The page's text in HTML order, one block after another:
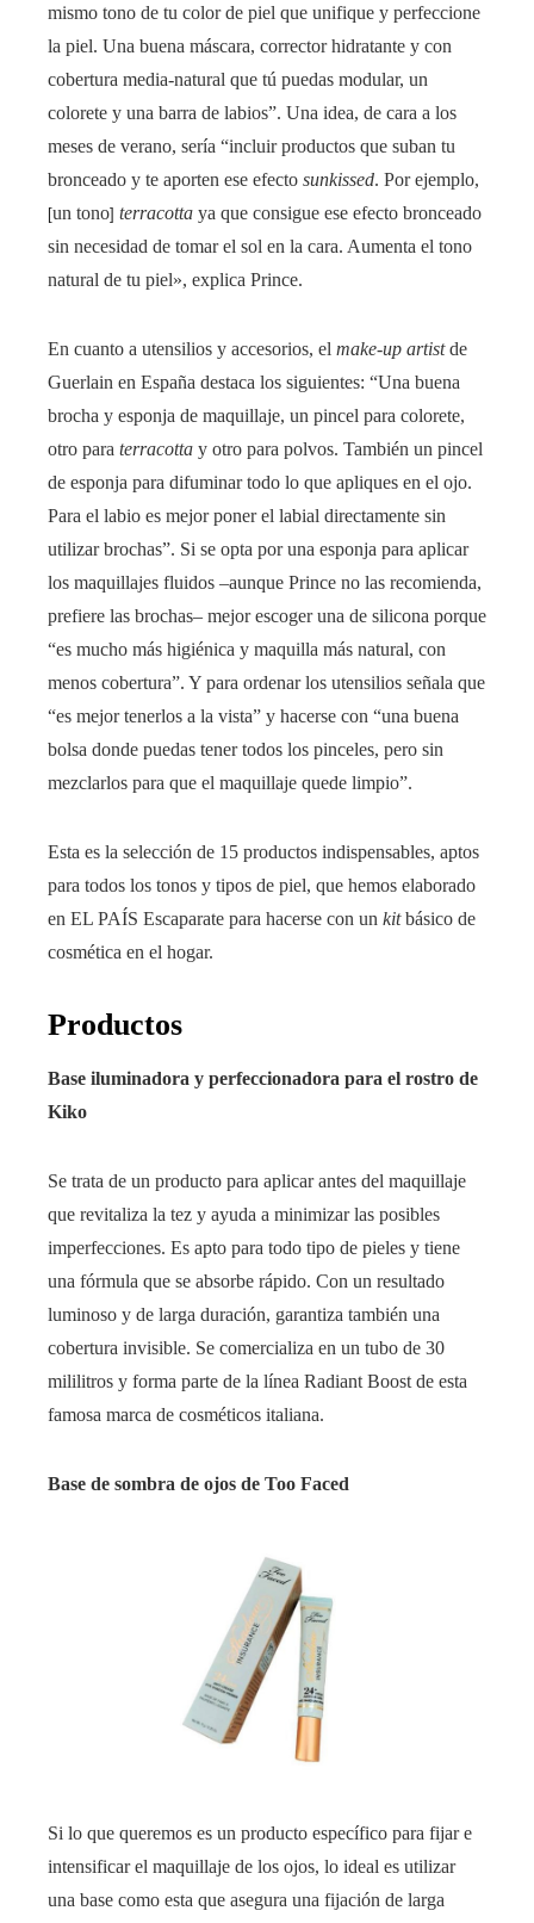
mismo tono de tu color de piel que unifique y perfeccione
la piel. Una buena máscara, corrector hidratante y con
cobertura media-natural que tú puedas modular, un
colorete y una barra de labios”. Una idea, de cara a los
meses de verano, sería “incluir productos que suban tu
bronceado y te aporten ese efecto sunkissed. Por ejemplo,
[un tono] terracotta ya que consigue ese efecto bronceado
sin necesidad de tomar el sol en la cara. Aumenta el tono
natural de tu piel», explica Prince.
En cuanto a utensilios y accesorios, el make-up artistde
Guerlain en España destaca los siguientes: “Una buena
brocha y esponja de maquillaje, un pincel para colorete,
otro para terracotta y otro para polvos. También un pincel
de esponja para difuminar todo lo que apliques en el ojo.
Para el labio es mejor poner el labial directamente sin
utilizar brochas”. Si se opta por una esponja para aplicar
los maquillajes fluidos –aunque Prince no las recomienda,
prefiere las brochas– mejor escoger una de silicona porque
“es mucho más higiénica y maquilla más natural, con
menos cobertura”. Y para ordenar los utensilios señala que
“es mejor tenerlos a la vista” y hacerse con “una buena
bolsa donde puedas tener todos los pinceles, pero sin
mezclarlos para que el maquillaje quede limpio”.
Esta es la selección de 15 productos indispensables, aptos
para todos los tonos y tipos de piel, que hemos elaborado
en EL PAÍS Escaparate para hacerse con un kitbásico de
cosmética en el hogar.
Productos
Base iluminadora y perfeccionadora para el rostro de
Kiko
Se trata de un producto para aplicar antes del maquillaje
que revitaliza la tez y ayuda a minimizar las posibles
imperfecciones. Es apto para todo tipo de pieles y tiene
una fórmula que se absorbe rápido. Con un resultado
luminoso y de larga duración, garantiza también una
cobertura invisible. Se comercializa en un tubo de 30
mililitros y forma parte de la línea Radiant Boost de esta
famosa marca de cosméticos italiana.
Base de sombra de ojos de Too Faced
Si lo que queremos es un producto específico para fijar e
intensificar el maquillaje de los ojos, lo ideal es utilizar
una base como esta que asegura una fijación de larga